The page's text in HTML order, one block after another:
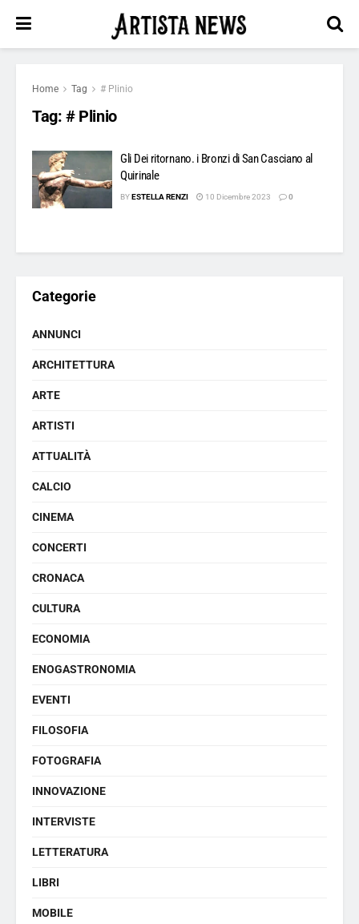
Home Tag # Plinio
Tag: # Plinio
Gli Dei ritornano. i Bronzi di San Casciano al
Quirinale
BYESTELLA RENZI 10 Dicembre 2023 0
Categorie
ANNUNCI
ARCHITETTURA
ARTE
ARTISTI
ATTUALITÀ
CALCIO
CINEMA
CONCERTI
CRONACA
CULTURA
ECONOMIA
ENOGASTRONOMIA
EVENTI
FILOSOFIA
FOTOGRAFIA
INNOVAZIONE
INTERVISTE
LETTERATURA
LIBRI
MOBILE